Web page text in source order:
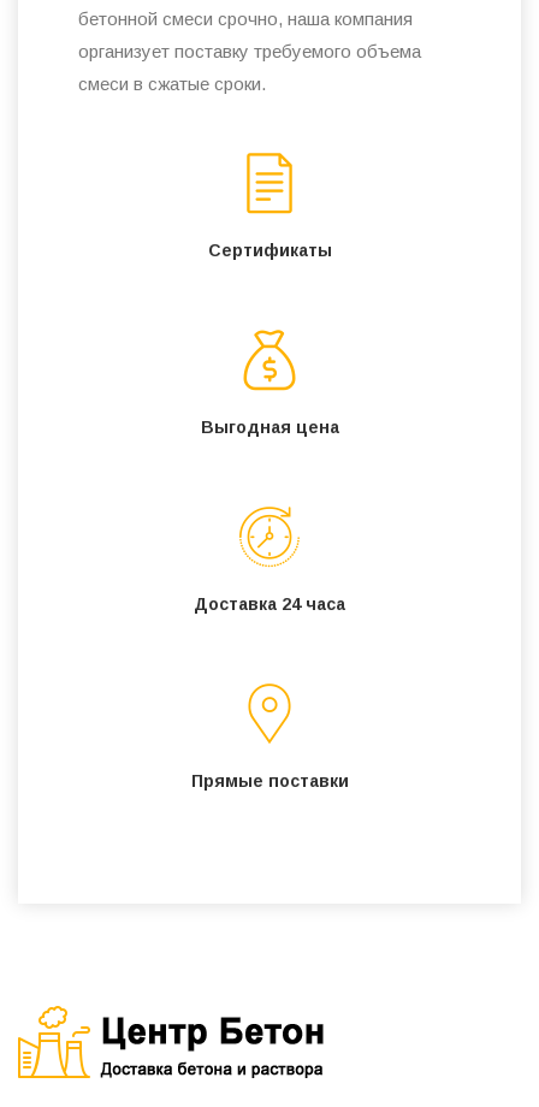
бетонной смеси срочно, наша компания
организует поставку требуемого объема
смеси в сжатые сроки.
Сертификаты
Выгодная цена
Доставка 24 часа
Прямые поставки